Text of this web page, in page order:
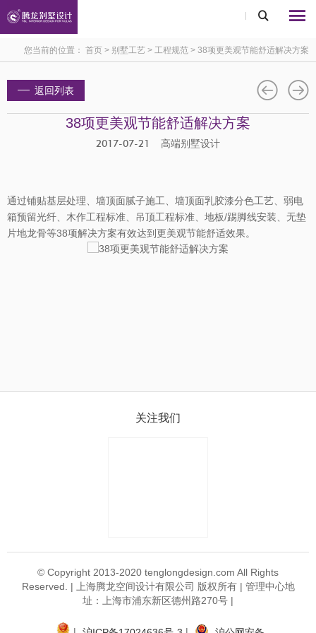
您当前的位置： 首页 > 别墅工艺 > 工程规范 > 38项更美观节能舒适解决方案
返回列表
38项更美观节能舒适解决方案
2017-07-21 高端别墅设计
通过铺贴基层处理、墙顶面腻子施工、墙顶面乳胶漆分色工艺、弱电
箱预留光纤、木作工程标准、吊顶工程标准、地板/踢脚线安装、无垫
片地龙骨等38项解决方案有效达到更美观节能舒适效果。
关注我们
© Copyright 2013-2020 tenglongdesign.com All Rights
Reserved. | 上海腾龙空间设计有限公司 版权所有 | 管理中心地
址：上海市浦东新区德州路270号 |